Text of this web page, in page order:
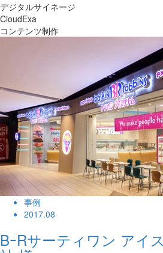
デジタルサイネージ
CloudExa
コンテンツ制作
事例
2017.08
BｰRサーティワン アイ